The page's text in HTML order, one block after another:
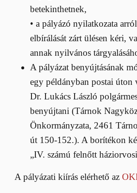
betekinthetnek,
• a pályázó nyilatkozata
elbírálását zárt ülésen kéri,
annak nyilvános
A pályázat benyújtásának
egy példányban postai úton
Dr. Lukács László
benyújtani (Tárnok
Önkormányzata, 2461
út 150-152.). A borítékon
„IV. számú felnőtt
A pályázati kiírás elérhető az